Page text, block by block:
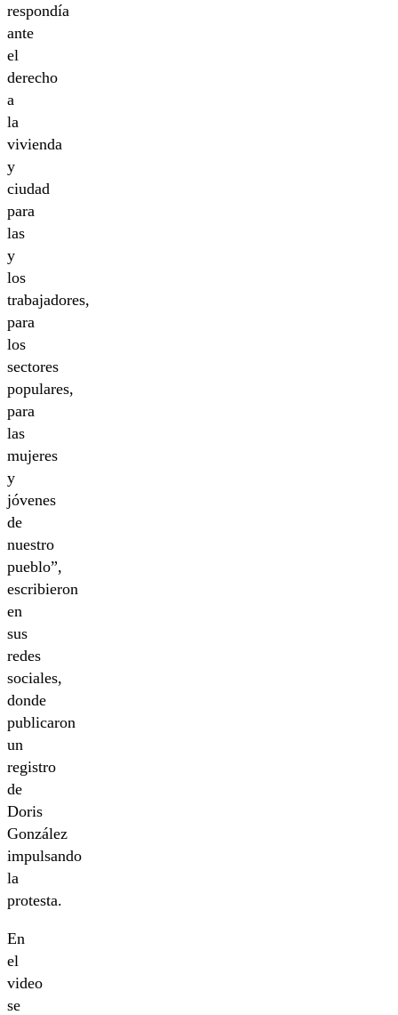
respondía
ante
el
derecho
a
la
vivienda
y
ciudad
para
las
y
los
trabajadores,
para
los
sectores
populares,
para
las
mujeres
y
jóvenes
de
nuestro
pueblo”,
escribieron
en
sus
redes
sociales,
donde
publicaron
un
registro
de
Doris
González
impulsando
la
protesta.
En
el
video
se